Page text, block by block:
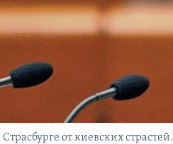
от киевских страстей.